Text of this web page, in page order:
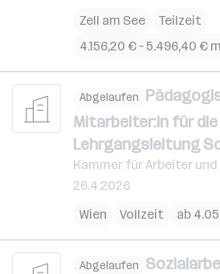
Zell am See
Teilzeit
4.156,20 € – 5.496,40 €
Abgelaufen
Mitarbeiter:in für
Lehrgangsleitung
Kammer für Arbeiter
26.4.2026
Wien
Vollzeit ab
Abgelaufen